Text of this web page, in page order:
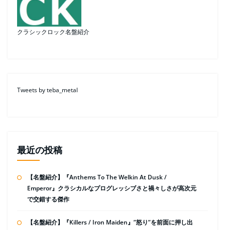
クラシックロック名盤紹介
Tweets by teba_metal
最近の投稿
【名盤紹介】『Anthems To The Welkin At Dusk /
Emperor』クラシカルなプログレッシブさと禍々しさが高次元
で交錯する傑作
【名盤紹介】『Killers / Iron Maiden』”怒り”を前面に押し出